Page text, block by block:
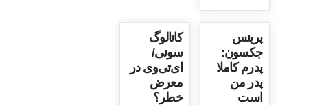
پرینس
جکسون:
پدرم کاملا
پدر من
است
کاتالوگ
سونی/
ای‌تی‌وی در
معرض
خطر؟